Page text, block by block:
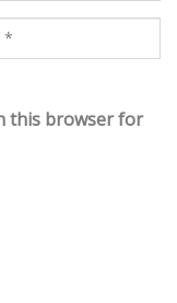
this browser for